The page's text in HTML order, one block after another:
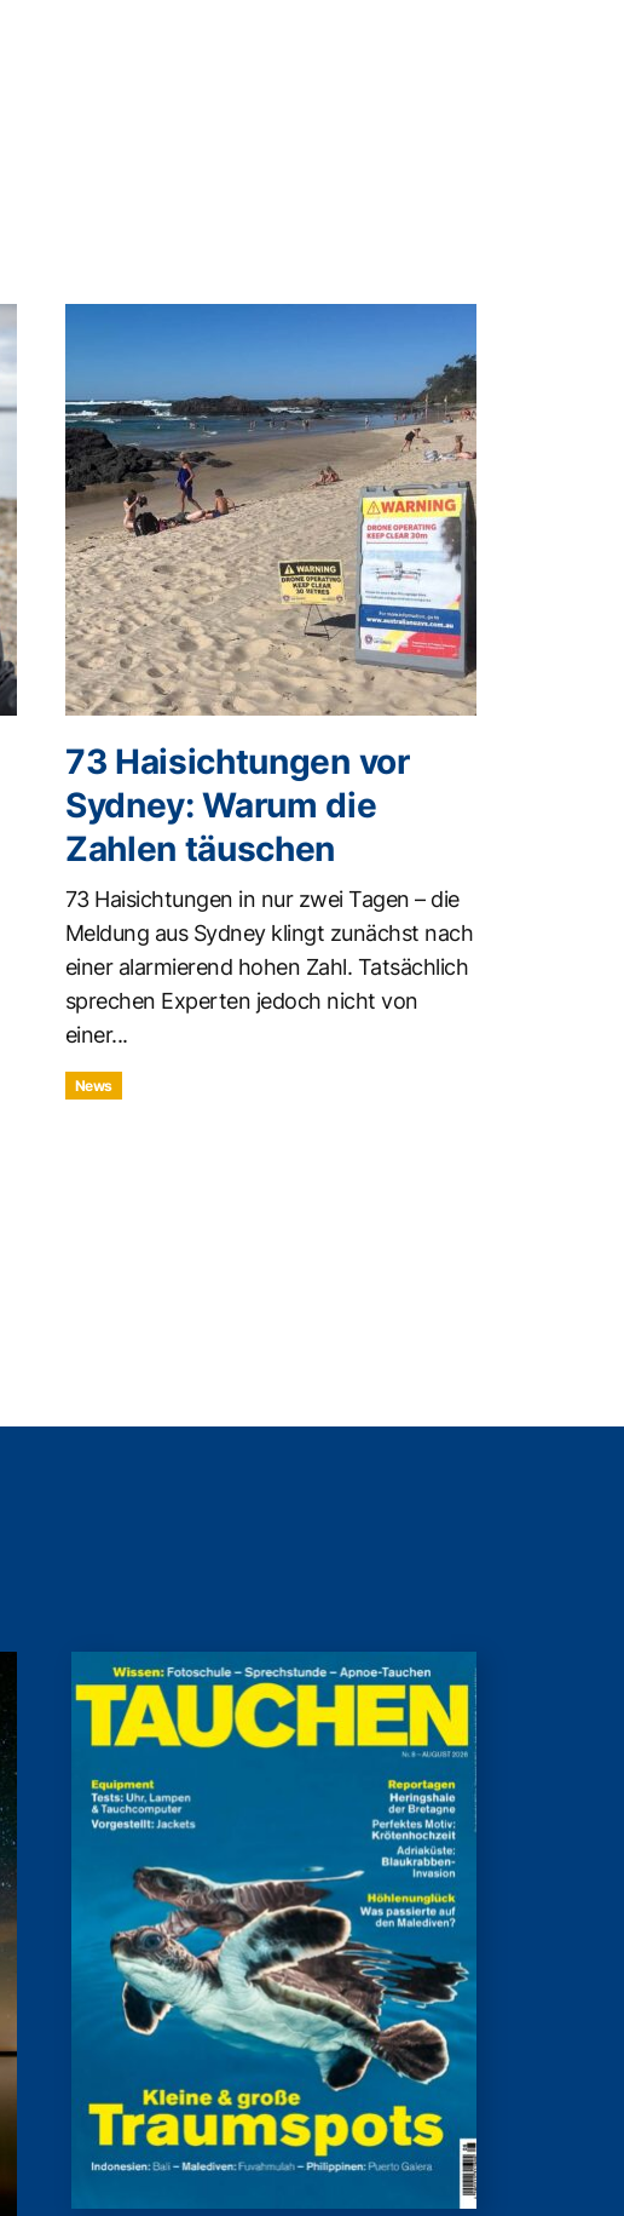
73 Haisichtungen vor
Sydney: Warum die
Zahlen täuschen
73 Haisichtungen in nur zwei Tagen – die
Meldung aus Sydney klingt zunächst nach
einer alarmierend hohen Zahl. Tatsächlich
sprechen Experten jedoch nicht von
einer...
News